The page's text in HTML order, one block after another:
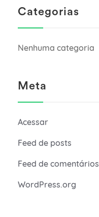
Categorias
Nenhuma categoria
Meta
Acessar
Feed de posts
Feed de comentários
WordPress.org